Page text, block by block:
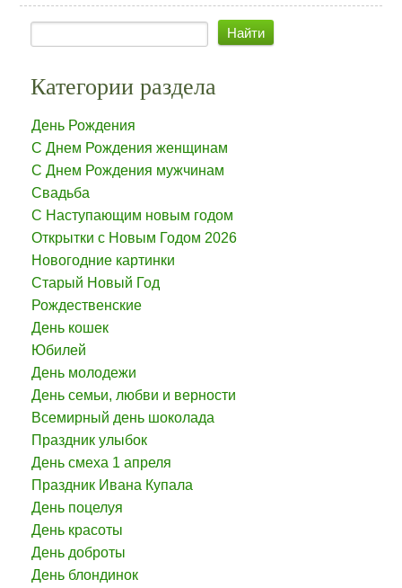
Категории раздела
День Рождения
С Днем Рождения женщинам
С Днем Рождения мужчинам
Свадьба
С Наступающим новым годом
Открытки с Новым Годом 2026
Новогодние картинки
Старый Новый Год
Рождественские
День кошек
Юбилей
День молодежи
День семьи, любви и верности
Всемирный день шоколада
Праздник улыбок
День смеха 1 апреля
Праздник Ивана Купала
День поцелуя
День красоты
День доброты
День блондинок